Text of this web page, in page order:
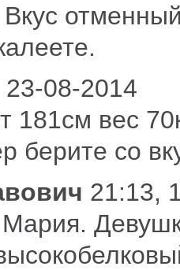
23-08-2014
181см вес
берите со
21:13,